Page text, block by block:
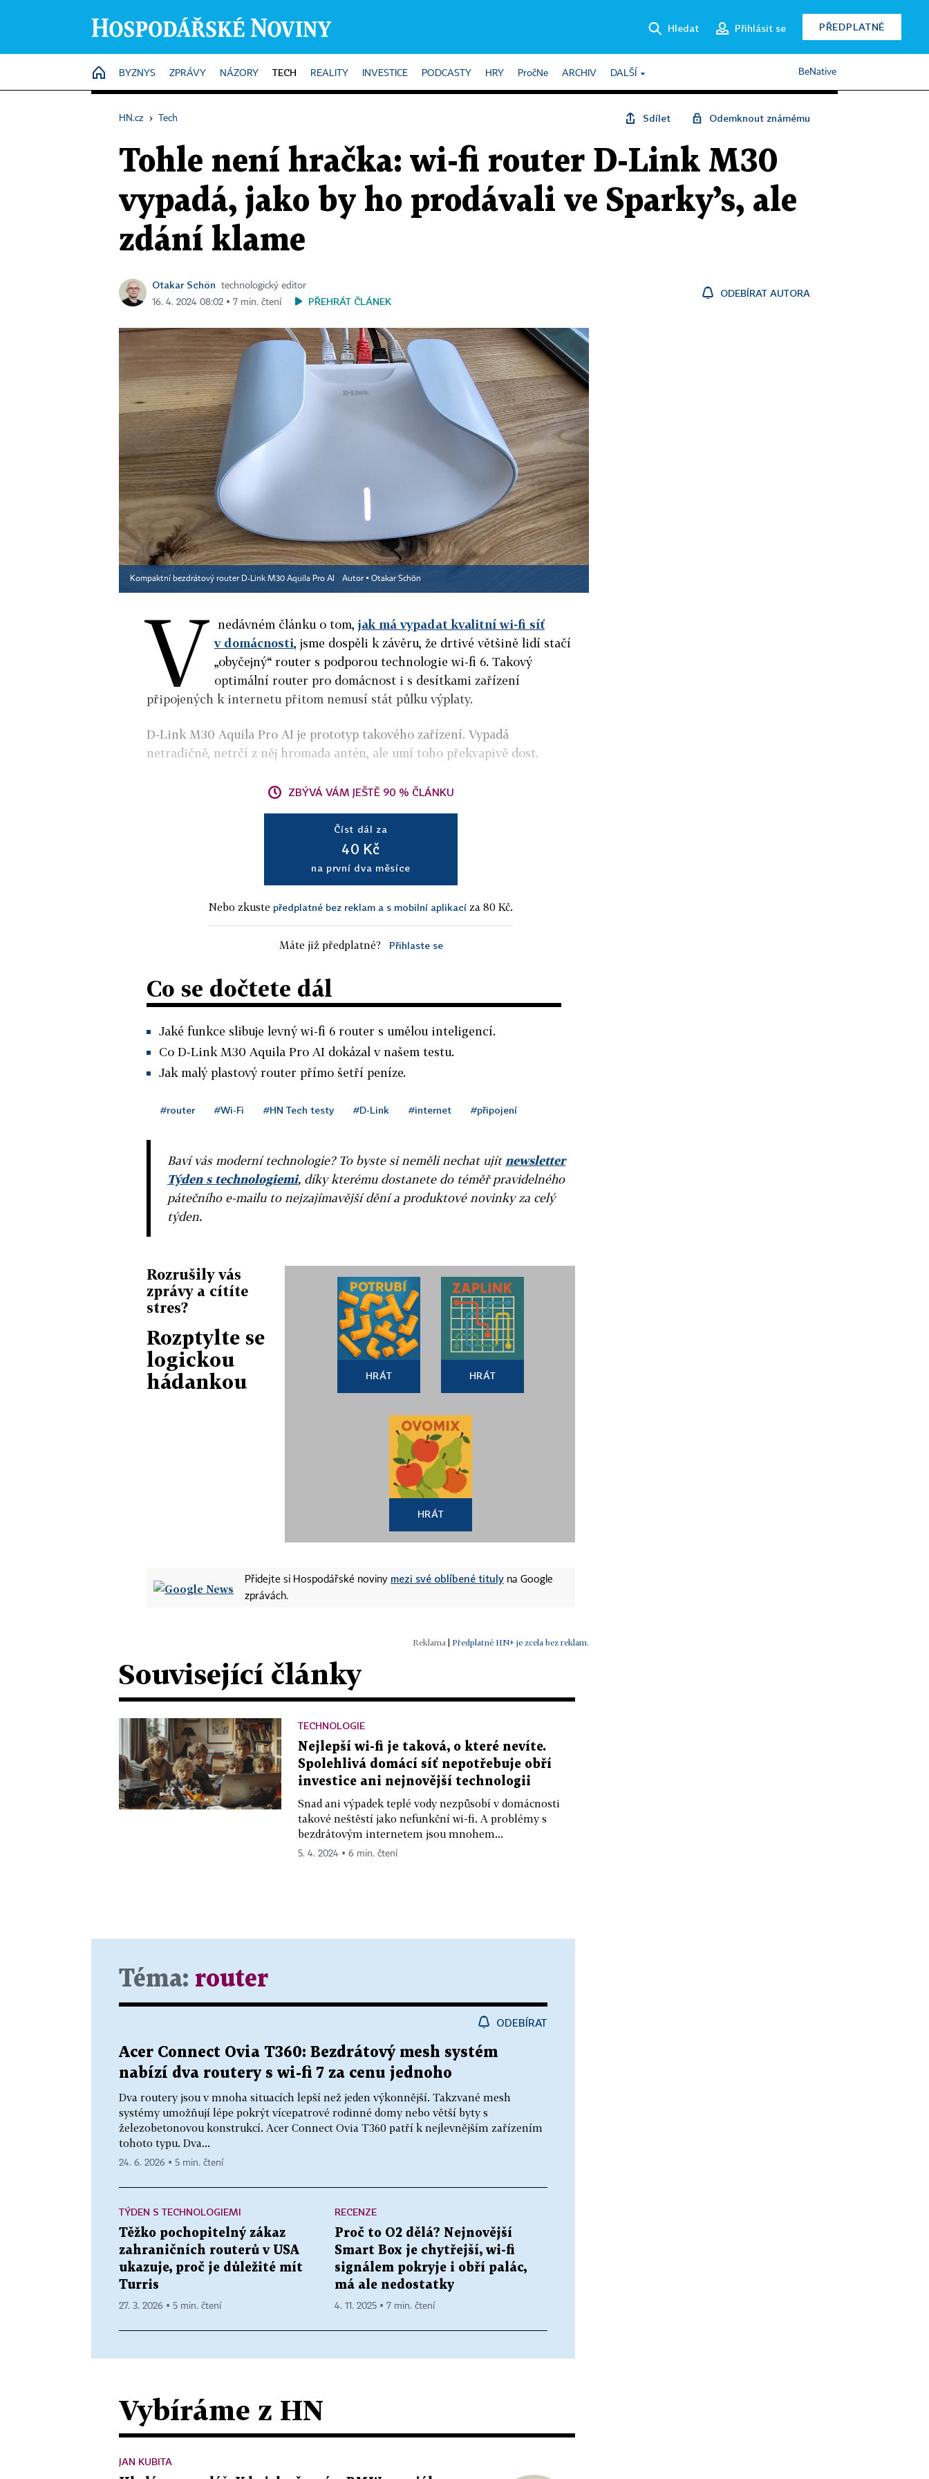
Hledat Přihlásit se PŘEDPLATNÉ
HOME
BYZNYS ZPRÁVY NÁZORY TECH REALITY INVESTICE PODCASTY HRY PročNe ARCHIV DALŠÍ BeNative
HN.cz › Tech Sdílet Odemknout známému
Tohle není hračka: wi-fi router D-Link M30
vypadá, jako by ho prodávali ve Sparky’s, ale
zdání klame
Otakar Schön
technologický editor
16. 4. 2024 08:02 ▪ 7 min. čtení
PŘEHRÁT ČLÁNEK
ODEBÍRAT AUTORA
Kompaktní bezdrátový router D-Link M30 Aquila Pro AI Autor ▪ Otakar Schön
V nedávném článku o tom,jak má vypadat kvalitní wi-fi síť
v domácnosti, jsme dospěli k závěru, že drtivé většině lidí stačí
„obyčejný“ router s podporou technologie wi-fi 6. Takový
optimální router pro domácnost i s desítkami zařízení
připojených k internetu přitom nemusí stát půlku výplaty.
D-Link M30 Aquila Pro AI je prototyp takového zařízení. Vypadá
netradičně, netrčí z něj hromada antén, ale umí toho překvapivě dost.
ZBÝVÁ VÁM JEŠTĚ 90 % ČLÁNKU
Číst dál za
40 Kč
na první dva měsíce
Nebo zkuste předplatné bez reklam a s mobilní aplikací za 80 Kč.
Máte již předplatné? Přihlaste se
Co se dočtete dál
Jaké funkce slibuje levný wi-fi 6 router s umělou inteligencí.
Co D-Link M30 Aquila Pro AI dokázal v našem testu.
Jak malý plastový router přímo šetří peníze.
#router #Wi-Fi #HN Tech testy #D-Link #internet #připojení
Baví vás moderní technologie? To byste si neměli nechat ujít newsletter
Týden s technologiemi, díky kterému dostanete do téměř pravidelného
pátečního e-mailu to nejzajímavější dění a produktové novinky za celý
týden.
Rozrušily vás
zprávy a cítíte
stres?
Rozptylte se
logickou
hádankou
HRÁT HRÁT
HRÁT
Přidejte si Hospodářské noviny mezi své oblíbené tituly na Google
zprávách.
| Předplatné HN+ je zcela bez reklam.
Související články
TECHNOLOGIE
Nejlepší wi-fi je taková, o které nevíte.
Spolehlivá domácí síť nepotřebuje obří
investice ani nejnovější technologii
Snad ani výpadek teplé vody nezpůsobí v domácnosti
takové neštěstí jako nefunkční wi-fi. A problémy s
bezdrátovým internetem jsou mnohem...
5. 4. 2024 ▪ 6 min. čtení
Téma: router
ODEBÍRAT
Acer Connect Ovia T360: Bezdrátový mesh systém
nabízí dva routery s wi-fi 7 za cenu jednoho
Dva routery jsou v mnoha situacích lepší než jeden výkonnější. Takzvané mesh
systémy umožňují lépe pokrýt vícepatrové rodinné domy nebo větší byty s
železobetonovou konstrukcí. Acer Connect Ovia T360 patří k nejlevnějším zařízením
tohoto typu. Dva...
24. 6. 2026 ▪ 5 min. čtení
TÝDEN S TECHNOLOGIEMI
Těžko pochopitelný zákaz
zahraničních routerů v USA
ukazuje, proč je důležité mít
Turris
27. 3. 2026 ▪ 5 min. čtení
RECENZE
Proč to O2 dělá? Nejnovější
Smart Box je chytřejší, wi-fi
signálem pokryje i obří palác,
má ale nedostatky
4. 11. 2025 ▪ 7 min. čtení
Vybíráme z HN
JAN KUBITA